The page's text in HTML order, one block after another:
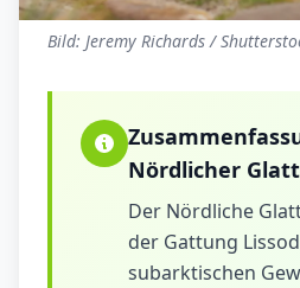
Bild: Jeremy Richards /
Nördlicher
Der Nördliche
der Gattung
subarktischen